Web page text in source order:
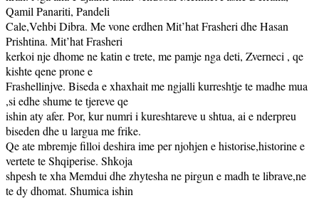
Qamil Panariti, Pandeli
Cale,Vehbi Dibra. Me vone erdhen Mit’hat Frasheri dhe Hasan
Prishtina. Mit’hat Frasheri
kerkoi nje dhome ne katin e trete, me pamje nga deti, Zverneci , qe
kishte qene prone e
Frashellinjve. Biseda e xhaxhait me ngjalli kurreshtje te madhe mua
,si edhe shume te tjereve qe
ishin aty afer. Por, kur numri i kureshtareve u shtua, ai e nderpreu
biseden dhe u largua me frike.
Qe ate mbremje filloi deshira ime per njohjen e historise,historine e
vertete te Shqiperise. Shkoja
shpesh te xha Memdui dhe zhytesha ne pirgun e madh te librave,ne
te dy dhomat. Shumica ishin